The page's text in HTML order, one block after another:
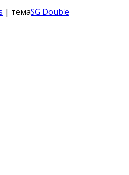
| темаSG Double